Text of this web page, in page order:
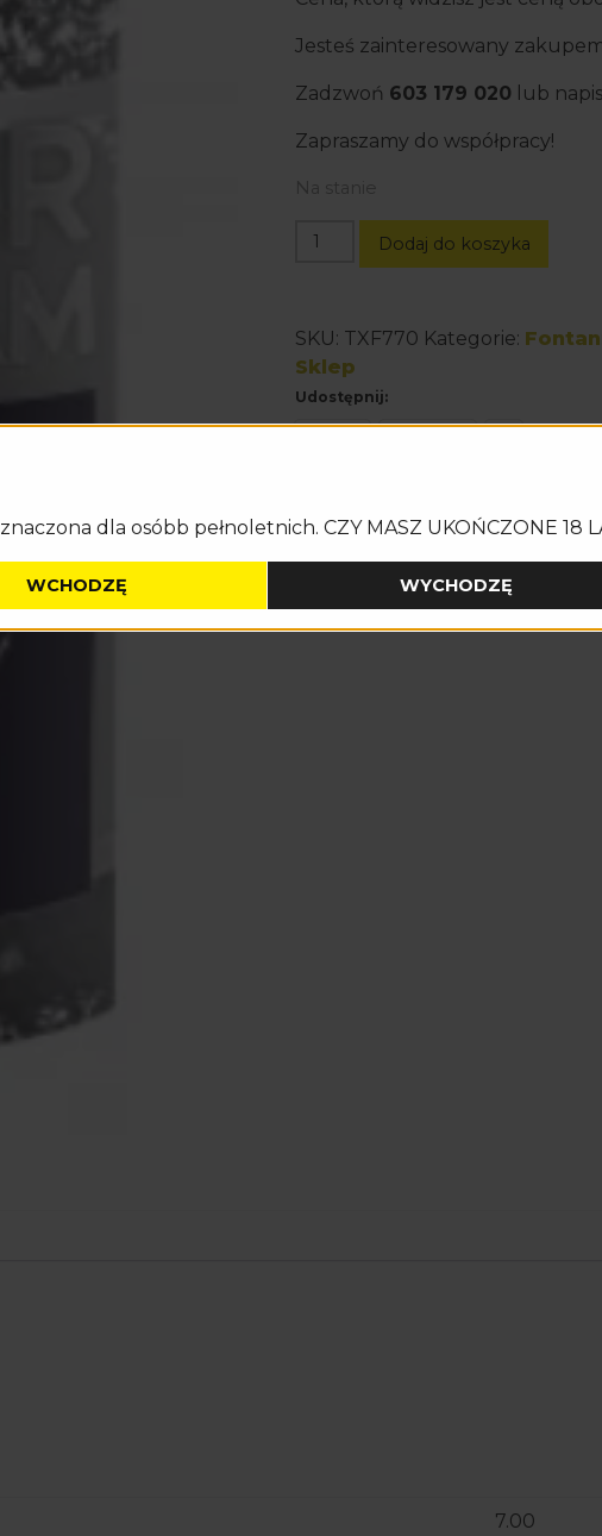
Jesteś zainteresowany
Zadzwoń 603 179 020 lub
Zapraszamy do współpracy!
ilość
96/1
FONTANNA
TRIPLEX
Dodaj do koszyka
SKU: TXF770 Kategorie:
Sklep
Udostępnij:
7.00
dla osóbb pełnoletnich. CZY MASZ UKOŃCZONE 18
WCHODZĘ WYCHODZĘ